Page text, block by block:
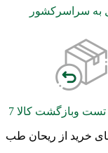
به سراسرکشور
تست وبازگشت کالا
خرید از ریحان طب